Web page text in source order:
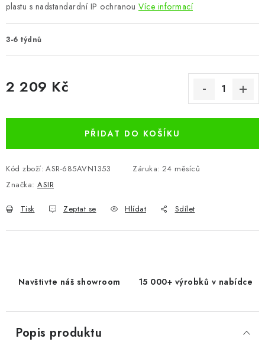
Vše o nákupu Info
Reklamace a odstoupení od smlouvy
plastu s nadstandardní IP ochranou Více informací
3-6 týdnů
2 209 Kč
PŘIDAT DO KOŠÍKU
Kód zboží: ASR-685AVN1353 Záruka: 24 měsíců
Značka: ASIR
Tisk Zeptat se Hlídat Sdílet
Navštivte náš showroom 15 000+ výrobků v nabídce
Popis produktu